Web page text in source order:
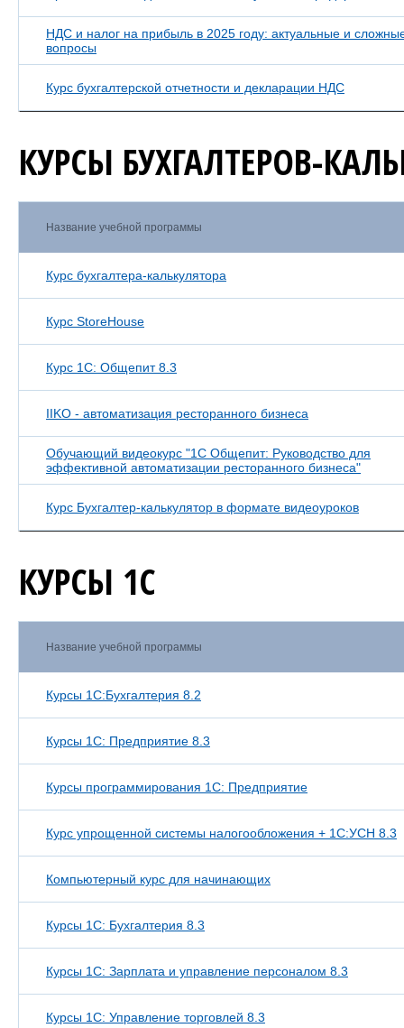
НДС и налог на прибыль в 2025 году: актуальные и
вопросы
Курс бухгалтерской отчетности и декларации НДС
КУРСЫ БУХГАЛТЕРОВ-
Название учебной программы
Курс бухгалтера-калькулятора
Курс StoreHouse
Курс 1С: Общепит 8.3
IIKO - автоматизация ресторанного бизнеса
Обучающий видеокурс "1С Общепит: Руководство для
эффективной автоматизации ресторанного бизнеса"
Курс Бухгалтер-калькулятор в формате видеоуроков
КУРСЫ 1С
Название учебной программы
Курсы 1С:Бухгалтерия 8.2
Курсы 1С: Предприятие 8.3
Курсы программирования 1С: Предприятие
Курс упрощенной системы налогообложения + 1С:УСН 8.3
Компьютерный курс для начинающих
Курсы 1С: Бухгалтерия 8.3
Курсы 1С: Зарплата и управление персоналом 8.3
Курсы 1С: Управление торговлей 8.3